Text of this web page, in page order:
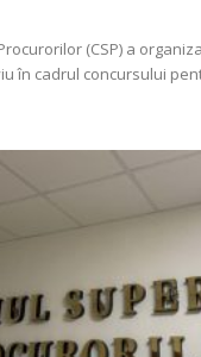
(CSP) a
în cadrul concursului